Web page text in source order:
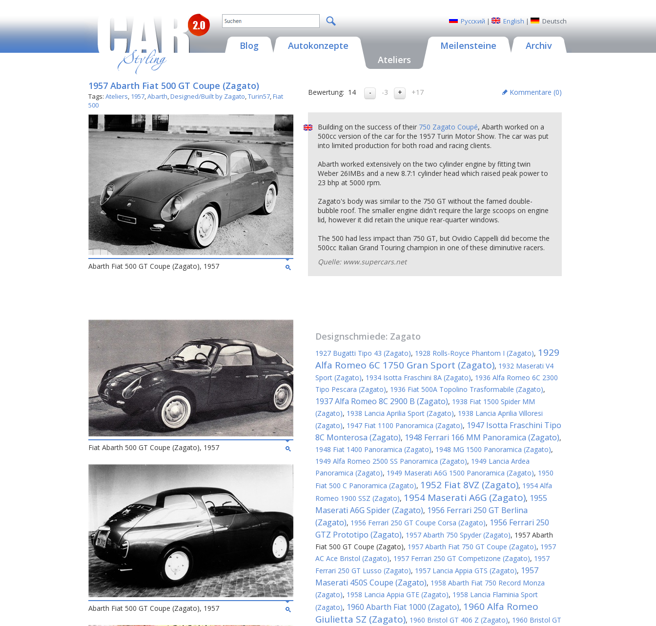
Русский | English | Deutsch
Blog
Autokonzepte
Ateliers
Meilensteine Archiv
1957 Abarth Fiat 500 GT Coupe (Zagato)
Tags: Ateliers, 1957,Abarth,Designed/Built by Zagato,Turin57,Fiat
500
Abarth Fiat 500 GT Coupe (Zagato), 1957
Fiat Abarth 500 GT Coupe (Zagato), 1957
Abarth Fiat 500 GT Coupe (Zagato), 1957
Bewertung: 14 -3 +17 Kommentare (0)
Building on the success of their 750 Zagato Coupé, Abarth worked on a
500cc version of the car for the 1957 Turin Motor Show. The car was put
into limited production for both road and racing clients.
Abarth worked extensively on the two cylinder engine by fitting twin
Weber 26IMBs and a new 8.7:1 cylinder head which raised peak power to
23 bhp at 5000 rpm.
Zagato's body was similar to the 750 GT without the famed double-
bubble roof. The smaller engine didn't require the large scoops on engine
lid, however it did retain the unique rear-quarter windows.
The 500 had less impact than 750 GT, but Ovidio Cappelli did become the
500cc Italian Grand Touring champion in one of these diminutive racers.
Quelle: www.supercars.net
Designschmiede: Zagato
1927 Bugatti Tipo 43 (Zagato), 1928 Rolls-Royce Phantom I (Zagato), 1929
Alfa Romeo 6C 1750 Gran Sport (Zagato), 1932 Maserati V4
Sport (Zagato), 1934 Isotta Fraschini 8A (Zagato), 1936 Alfa Romeo 6C 2300
Tipo Pescara (Zagato), 1936 Fiat 500A Topolino Trasformabile (Zagato),
1937 Alfa Romeo 8C 2900 B (Zagato), 1938 Fiat 1500 Spider MM
(Zagato), 1938 Lancia Aprilia Sport (Zagato), 1938 Lancia Aprilia Villoresi
(Zagato), 1947 Fiat 1100 Panoramica (Zagato), 1947 Isotta Fraschini Tipo
8C Monterosa (Zagato), 1948 Ferrari 166 MM Panoramica (Zagato),
1948 Fiat 1400 Panoramica (Zagato), 1948 MG 1500 Panoramica (Zagato),
1949 Alfa Romeo 2500 SS Panoramica (Zagato), 1949 Lancia Ardea
Panoramica (Zagato), 1949 Maserati A6G 1500 Panoramica (Zagato), 1950
Fiat 500 C Panoramica (Zagato), 1952 Fiat 8VZ (Zagato), 1954 Alfa
Romeo 1900 SSZ (Zagato), 1954 Maserati A6G (Zagato), 1955
Maserati A6G Spider (Zagato), 1956 Ferrari 250 GT Berlina
(Zagato), 1956 Ferrari 250 GT Coupe Corsa (Zagato), 1956 Ferrari 250
GTZ Prototipo (Zagato), 1957 Abarth 750 Spyder (Zagato), 1957 Abarth
Fiat 500 GT Coupe (Zagato), 1957 Abarth Fiat 750 GT Coupe (Zagato), 1957
AC Ace Bristol (Zagato), 1957 Ferrari 250 GT Competizone (Zagato), 1957
Ferrari 250 GT Lusso (Zagato), 1957 Lancia Appia GTS (Zagato), 1957
Maserati 450S Coupe (Zagato), 1958 Abarth Fiat 750 Record Monza
(Zagato), 1958 Lancia Appia GTE (Zagato), 1958 Lancia Flaminia Sport
(Zagato), 1960 Abarth Fiat 1000 (Zagato), 1960 Alfa Romeo
Giulietta SZ (Zagato), 1960 Bristol GT 406 Z (Zagato), 1960 Bristol GT